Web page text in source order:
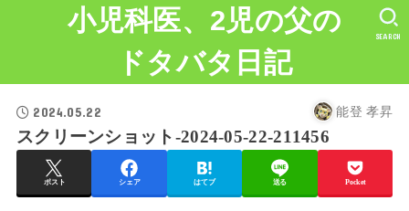
小児科医、2児の父の
ドタバタ日記
SEARCH
2024.05.22 能登 孝昇
スクリーンショット-2024-05-22-211456
ポスト シェア はてブ 送る Pocket